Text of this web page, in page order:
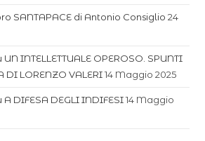
SANTAPACE di Antonio Consiglio 24
INTELLETTUALE OPEROSO. SPUNTI
DI LORENZO VALERI 14 Maggio 2025
DIFESA DEGLI INDIFESI 14 Maggio